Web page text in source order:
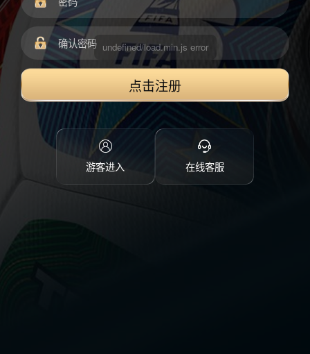
点击注册
游客进入 在线客服